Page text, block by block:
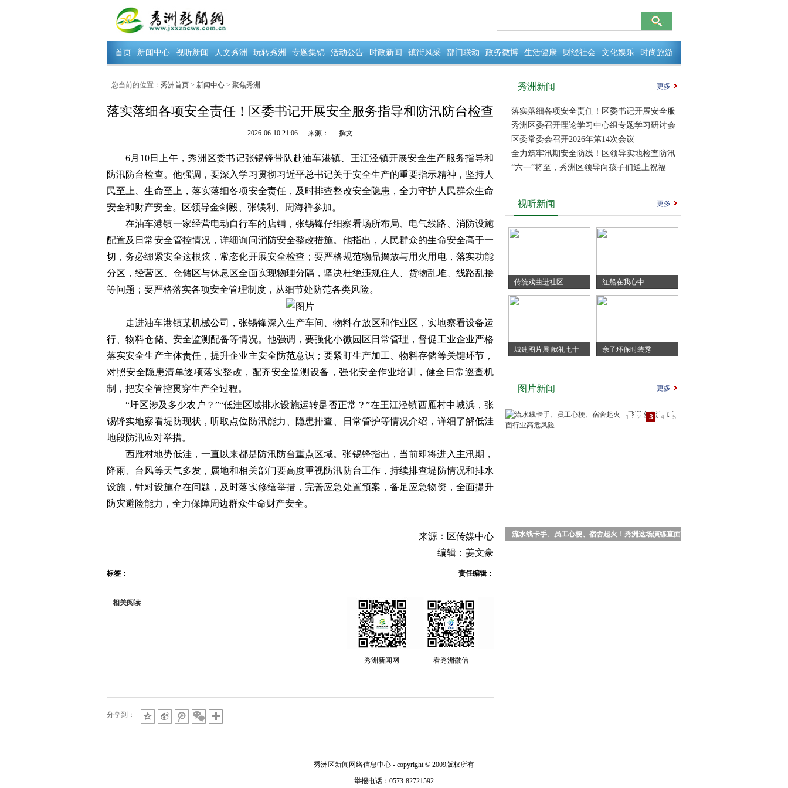
首页 新闻中心 视听新闻 人文秀洲 玩转秀洲 专题集锦 活动公告 时政新闻 镇街风采 部门联动 政务微博 生活健康 财经社会 文化娱乐 时尚旅游
您当前的位置： 秀洲首页 > 新闻中心 > 聚焦秀洲
落实落细各项安全责任！区委书记开展安全服务指导和防汛防台检查
2026-06-10 21:06 来源： 撰文
6月10日上午，秀洲区委书记张锡锋带队赴油车港镇、王江泾镇开展安全生产服务指导和
防汛防台检查。他强调，要深入学习贯彻习近平总书记关于安全生产的重要指示精神，坚持人
民至上、生命至上，落实落细各项安全责任，及时排查整改安全隐患，全力守护人民群众生命
安全和财产安全。区领导金剑毅、张镁利、周海祥参加。
在油车港镇一家经营电动自行车的店铺，张锡锋仔细察看场所布局、电气线路、消防设施
配置及日常安全管控情况，详细询问消防安全整改措施。他指出，人民群众的生命安全高于一
切，务必绷紧安全这根弦，常态化开展安全检查；要严格规范物品摆放与用火用电，落实功能
分区，经营区、仓储区与休息区全面实现物理分隔，坚决杜绝违规住人、货物乱堆、线路乱接
等问题；要严格落实各项安全管理制度，从细节处防范各类风险。
走进油车港镇某机械公司，张锡锋深入生产车间、物料存放区和作业区，实地察看设备运
行、物料仓储、安全监测配备等情况。他强调，要强化小微园区日常管理，督促工业企业严格
落实安全生产主体责任，提升企业主安全防范意识；要紧盯生产加工、物料存储等关键环节，
对照安全隐患清单逐项落实整改，配齐安全监测设备，强化安全作业培训，健全日常巡查机
制，把安全管控贯穿生产全过程。
“圩区涉及多少农户？”“低洼区域排水设施运转是否正常？”在王江泾镇西雁村中城浜，张
锡锋实地察看堤防现状，听取点位防汛能力、隐患排查、日常管护等情况介绍，详细了解低洼
地段防汛应对举措。
西雁村地势低洼，一直以来都是防汛防台重点区域。张锡锋指出，当前即将进入主汛期，
降雨、台风等天气多发，属地和相关部门要高度重视防汛防台工作，持续排查堤防情况和排水
设施，针对设施存在问题，及时落实修缮举措，完善应急处置预案，备足应急物资，全面提升
防灾避险能力，全力保障周边群众生命财产安全。
来源：区传媒中心
编辑：姜文豪
标签： 责任编辑：
秀洲新闻网 看秀洲微信
相关阅读
分享到：
秀洲新闻 更多
落实落细各项安全责任！区委书记开展安全服
务指导和防汛防台检查
秀洲区委召开理论学习中心组专题学习研讨会
区委常委会召开2026年第14次会议
全力筑牢汛期安全防线！区领导实地检查防汛
防台工作
“六一”将至，秀洲区领导向孩子们送上祝福
视听新闻 更多
传统戏曲进社区 红船在我心中
城建图片展 献礼七十
亲子环保时装秀
图片新闻 更多
1 2 3 4 5
流水线卡手、员工心梗、宿舍起火！秀洲这场演练直面行业高危风险
秀洲区新闻网络信息中心 - copyright © 2009版权所有
举报电话：0573-82721592